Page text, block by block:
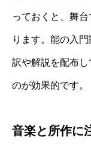
っておくと、舞
ります。能の入
訳や解説を配布
のが効果的です。
音楽と所作に